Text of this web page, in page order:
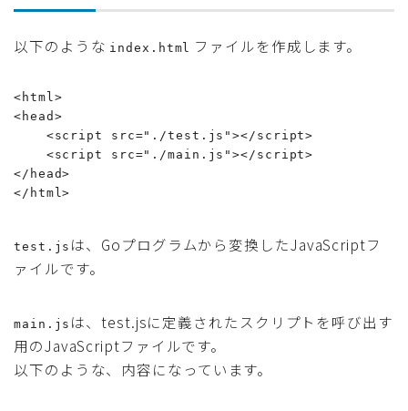
以下のような index.html ファイルを作成します。
<html>
<head>
    <script src="./test.js"></script>
    <script src="./main.js"></script>
</head>
</html>
test.js は、Goプログラムから変換したJavaScriptフ
ァイルです。
main.js は、test.jsに定義されたスクリプトを呼び出す
用のJavaScriptファイルです。
以下のような、内容になっています。